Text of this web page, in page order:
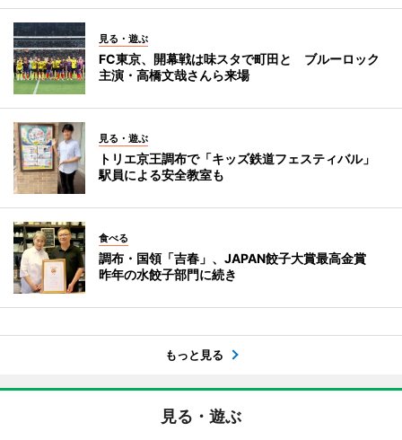
見る・遊ぶ
FC東京、開幕戦は味スタで町田と ブルーロック
主演・高橋文哉さんら来場
見る・遊ぶ
トリエ京王調布で「キッズ鉄道フェスティバル」
駅員による安全教室も
食べる
調布・国領「吉春」、JAPAN餃子大賞最高金賞
昨年の水餃子部門に続き
もっと見る
見る・遊ぶ